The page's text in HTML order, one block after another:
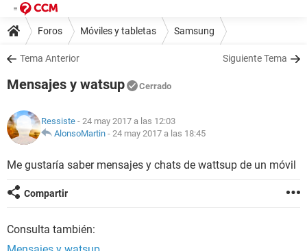
Foros Móviles y tabletas Samsung
Tema Anterior Siguiente Tema
Mensajes y watsup Cerrado
Ressiste - 24 may 2017 a las 12:03
AlonsoMartin - 24 may 2017 a las 18:45
Me gustaría saber mensajes y chats de wattsup de un móvil
Compartir
Consulta también: